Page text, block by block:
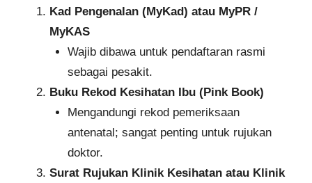
Kad Pengenalan (MyKad) atau MyPR /
MyKAS
Wajib dibawa untuk pendaftaran rasmi
sebagai pesakit.
Buku Rekod Kesihatan Ibu (Pink Book)
Mengandungi rekod pemeriksaan
antenatal; sangat penting untuk rujukan
doktor.
Surat Rujukan Klinik Kesihatan atau Klinik